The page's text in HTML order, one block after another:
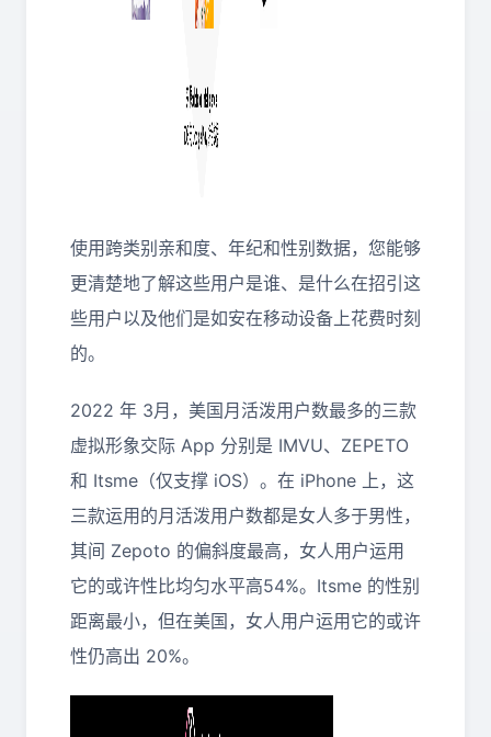
使用跨类别亲和度、年纪和性别数据，您能够
更清楚地了解这些用户是谁、是什么在招引这
些用户以及他们是如安在移动设备上花费时刻
的。
2022 年 3月，美国月活泼用户数最多的三款
虚拟形象交际 App 分别是 IMVU、ZEPETO
和 Itsme（仅支撑 iOS）。在 iPhone 上，这
三款运用的月活泼用户数都是女人多于男性，
其间 Zepoto 的偏斜度最高，女人用户运用
它的或许性比均匀水平高54%。Itsme 的性别
距离最小，但在美国，女人用户运用它的或许
性仍高出 20%。